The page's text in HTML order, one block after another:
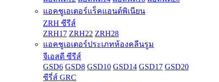
แอคชูเอเตอร์แร็คแอนด์พิเนียน
ZRH ซีรีส์
ZRH17 ZRH22 ZRH28
แอคชูเอเตอร์ประเภทห้องคลีนรูม
จีเอสดี ซีรีส์
GSD6 GSD8 GSD10 GSD14 GSD17 GSD20
ซีรี่ส์ GRC